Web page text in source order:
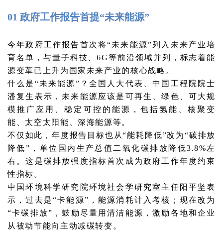
01 政府工作报告首提“未来能源”
今年政府工作报告首次将“未来能源”列入未来产业培
育名单，与量子科技、6G等前沿领域并列，标志着能
源变革已上升为国家未来产业的核心战略。
什么是“未来能源”？全国人大代表、中国工程院院士
潘复生表示，未来能源应该是可再生、绿色、可大规
模推广应用、稳定可控的能源，包括氢能、核聚变
能、太空太阳能、深海能源等。
不仅如此，年度报告目标也从“能耗降低”改为“碳排放
降低”，单位国内生产总值二氧化碳排放降低3.8%左
右。这是碳排放强度指标首次成为政府工作年度约束
性指标。
中国环境科学研究院环境社会学研究室主任阳平坚表
示，过去是“卡能源”，能源消耗计入考核；现在改为
“卡碳排放”，鼓励尽量用清洁能源，激励各地和企业
从被动节能向主动减碳转变。